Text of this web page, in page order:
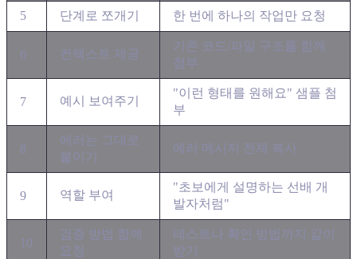
5 단계로 쪼개기 한 번에 하나의 작업만 요청
6 컨텍스트 제공
기존 코드/파일 구조를 함께
첨부
7 예시 보여주기
"이런 형태를 원해요" 샘플 첨
부
8
에러는 그대로
붙이기
에러 메시지 전체 복사
9 역할 부여
"초보에게 설명하는 선배 개
발자처럼"
10
검증 방법 함께
요청
테스트나 확인 방법까지 같이
받기